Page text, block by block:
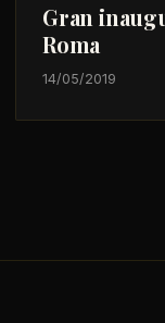
Gran
Roma
14/05/2019